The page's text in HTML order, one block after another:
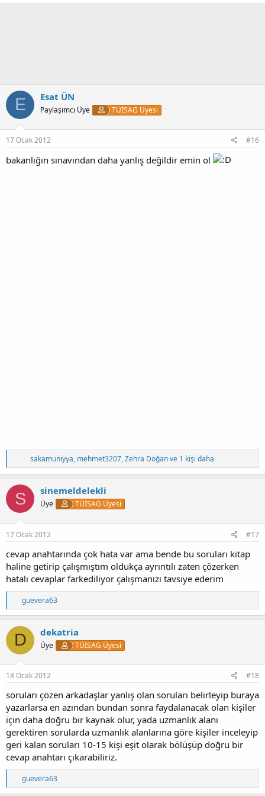
p
E Esat ÜN
Paylaşımcı Üye TÜİSAG Üyesi
17 Ocak 2012 #16
bakanlığın sınavından daha yanlış değildir emin ol
T
e
p
k
r
:
sakamuniyya, mehmet3207,Zehra Doğanve 1 kişi daha
S sinemeldelekli
Üye TÜİSAG Üyesi
17 Ocak 2012 #17
cevap anahtarında çok hata var ama bende bu soruları kitap
haline getirip çalışmıştım oldukça ayrıntılı zaten çözerken
hatalı cevaplar farkediliyor çalışmanızı tavsiye ederim
T
e
p
k
i
l
e
r
:
guevera63
D dekatria
Üye TÜİSAG Üyesi
18 Ocak 2012 #18
soruları çözen arkadaşlar yanlış olan soruları belirleyip buraya
yazarlarsa en azından bundan sonra faydalanacak olan kişiler
için daha doğru bir kaynak olur, yada uzmanlık alanı
gerektiren sorularda uzmanlık alanlarına göre kişiler inceleyip
geri kalan soruları 10-15 kişi eşit olarak bölüşüp doğru bir
cevap anahtarı çıkarabiliriz.
T
e
guevera63